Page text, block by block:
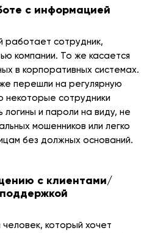
с информацией
работает сотрудник,
компании. То же касается
в корпоративных системах.
перешли на регулярную
некоторые сотрудники
и пароли на виду, не
мошенников или легко
без должных оснований.
с клиентами/
который хочет